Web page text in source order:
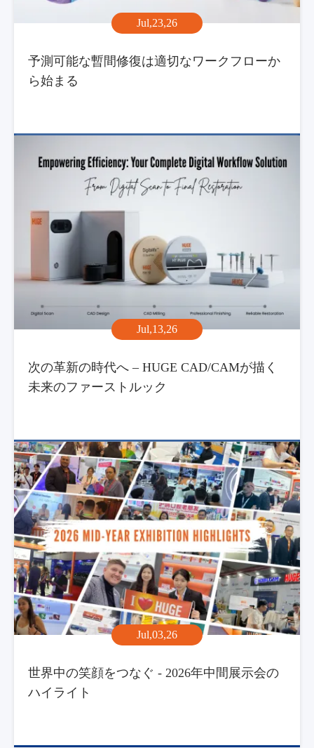
Jul,23,26
予測可能な暫間修復は適切なワークフローか
ら始まる
Jul,13,26
次の革新の時代へ – HUGE CAD/CAMが描く
未来のファーストルック
Jul,03,26
世界中の笑顔をつなぐ - 2026年中間展示会の
ハイライト